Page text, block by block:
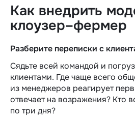
Как внедрить
клоузер–фермер
Разберите переписки с
Сядьте всей командой и
клиентами. Где чаще всего
из менеджеров реагирует
отвечает на возражения? Кто
по три дня?